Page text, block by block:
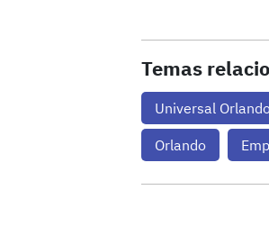
Temas
Universal
Orlando